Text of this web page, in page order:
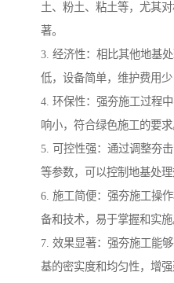
土、粉土、粘土等，尤其
著。
3. 经济性：相比其他地基
低，设备简单，维护费用少
4. 环保性：强夯施工过程
响小，符合绿色施工的要求
5. 可控性强：通过调整夯
等参数，可以控制地基处
6. 施工简便：强夯施工操
备和技术，易于掌握和实施
7. 效果显著：强夯施工能
基的密实度和均匀性，增强